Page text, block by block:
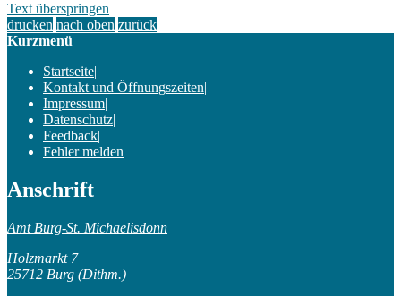
Text überspringen
drucken nach oben zurück
Kurzmenü
Startseite|
Kontakt und Öffnungszeiten|
Impressum|
Datenschutz|
Feedback|
Fehler melden
Anschrift
Amt Burg-St. Michaelisdonn
Holzmarkt 7
25712 Burg (Dithm.)